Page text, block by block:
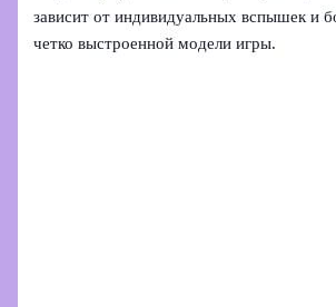
зависит от индивидуальных вспышек и
четко выстроенной модели игры.